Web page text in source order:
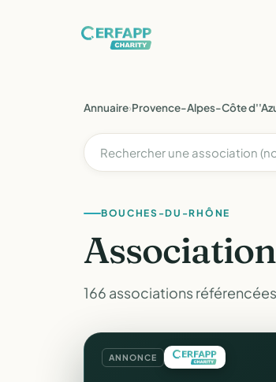
Annuaire›Provence-Alpes-Côte
BOUCHES-DU-RHÔNE
166 associations
ANNONCE